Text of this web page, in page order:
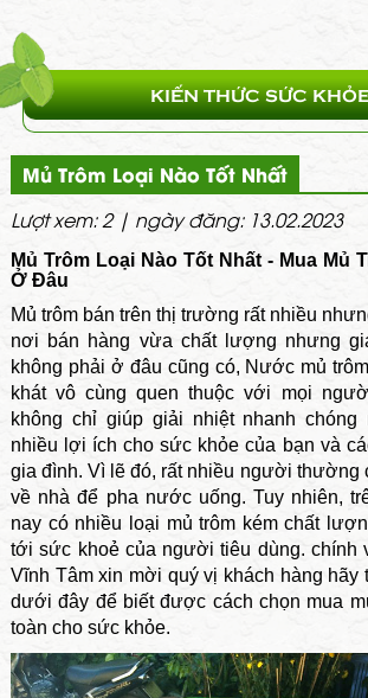
KIẾN THỨC SỨC
Mủ Trôm Loại Nào Tốt Nhất
Lượt xem: 2 | ngày đăng: 13.02.2023
Mủ Trôm Loại Nào Tốt Nhất - Mua Mủ
Ở Đâu
Mủ trôm bán trên thị trường rất nhiều
nơi bán hàng vừa chất lượng nhưng
không phải ở đâu cũng có, Nước mủ
khát vô cùng quen thuộc với mọi
không chỉ giúp giải nhiệt nhanh chóng
nhiều lợi ích cho sức khỏe của bạn và
gia đình. Vì lẽ đó, rất nhiều người thường
về nhà để pha nước uống. Tuy nhiên,
nay có nhiều loại mủ trôm kém chất
tới sức khoẻ của người tiêu dùng. chính
Vĩnh Tâm xin mời quý vị khách hàng hãy
dưới đây để biết được cách chọn mua
toàn cho sức khỏe.